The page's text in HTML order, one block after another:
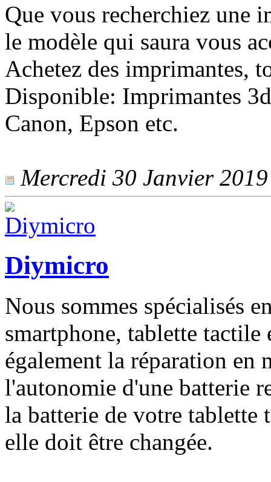
Que vous recherchiez une
le modèle qui saura vous
Achetez des imprimantes,
Disponible: Imprimantes
Canon, Epson etc.
Mercredi 30 Janvier
Diymicro
Nous sommes spécialisés
smartphone, tablette
également la réparation en
l'autonomie d'une batterie
la batterie de votre tablette
elle doit être changée.